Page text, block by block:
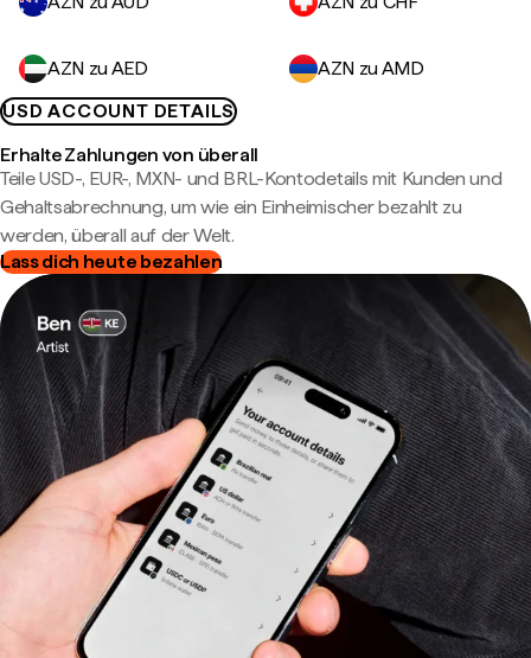
AZN zu AED
AZN zu AMD
USD ACCOUNT DETAILS
Erhalte Zahlungen von überall
Teile USD-, EUR-, MXN- und BRL-Kontodetails mit Kunden und
Gehaltsabrechnung, um wie ein Einheimischer bezahlt zu
werden, überall auf der Welt.
Lass dich heute bezahlen